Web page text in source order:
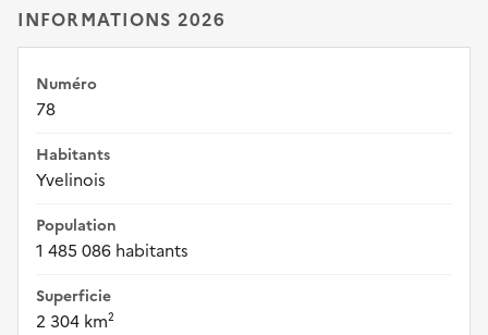
INFORMATIONS 2026
Numéro
78
Habitants
Yvelinois
Population
1 485 086 habitants
Superficie
2 304 km²